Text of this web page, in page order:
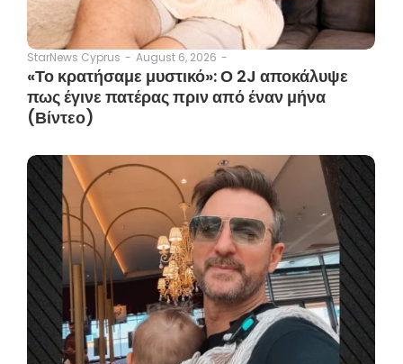
StarNews Cyprus - August 6, 2026 -
«Το κρατήσαμε μυστικό»: Ο 2J αποκάλυψε
πως έγινε πατέρας πριν από έναν μήνα
(Βίντεο)